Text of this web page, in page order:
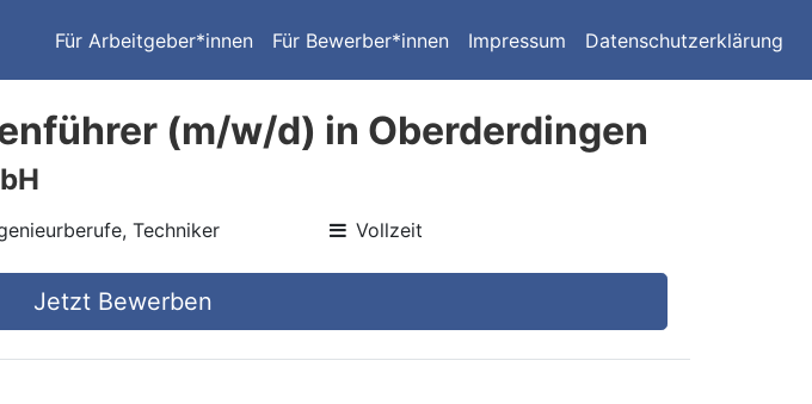
Für Arbeitgeber*innen Für Bewerber*innen Impressum Datenschutzerklärung
(m/w/d) in Oberderdingen
Techniker Vollzeit
Jetzt Bewerben